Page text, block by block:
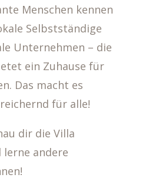
Menschen kennen
Selbstständige
Unternehmen – die
ein Zuhause für
Das macht es
für alle!
dir die Villa
lerne andere